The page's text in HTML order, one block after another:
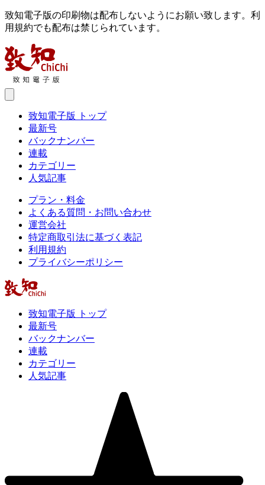
致知電子版の印刷物は配布しないようにお願い致します。利
用規約でも配布は禁じられています。
致知電子版 トップ
最新号
バックナンバー
連載
カテゴリー
人気記事
プラン・料金
よくある質問・お問い合わせ
運営会社
特定商取引法に基づく表記
利用規約
プライバシーポリシー
致知電子版 トップ
最新号
バックナンバー
連載
カテゴリー
人気記事